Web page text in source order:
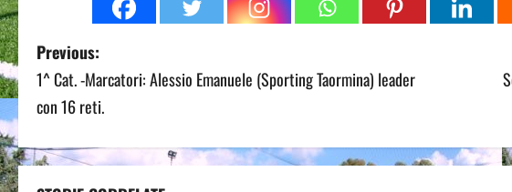
P
o
t
Previous:
1^ Cat. -Marcatori: Alessio Emanuele (Sporting Taormina) leader
con 16 reti.